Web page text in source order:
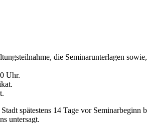
die Seminarunterlagen
Uhr.
spätestens 14 Tage vor
untersagt.